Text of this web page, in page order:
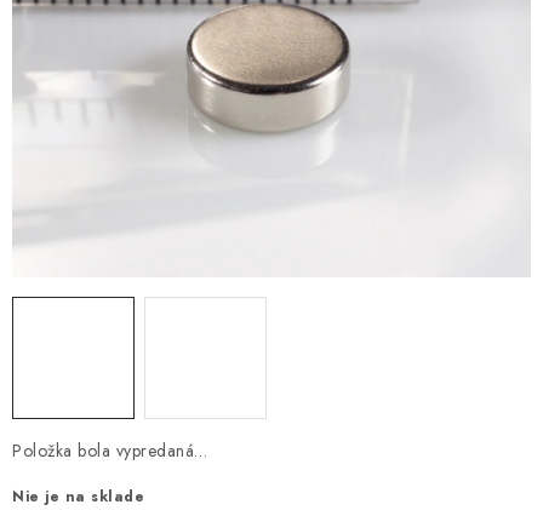
Položka bola vypredaná…
Nie je na sklade